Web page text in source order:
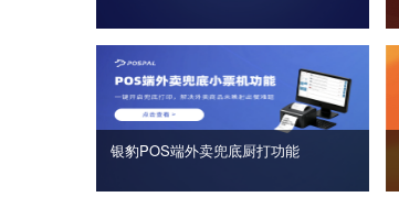
银豹POS端外卖兜底厨打功能